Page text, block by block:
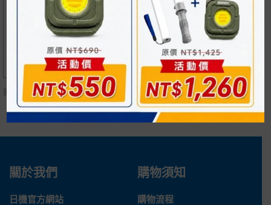
NT$310
顯示所有 4商品
關於我們
日機官方網站
購物須知
購物流程